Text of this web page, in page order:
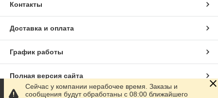
Контакты
Доставка и оплата
График работы
Полная версия сайта
Сейчас у компании нерабочее время. Заказы и
сообщения будут обработаны с 08:00 ближайшего